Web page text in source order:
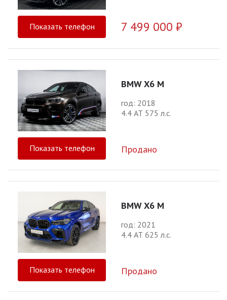
Показать телефон 7 499 000 ₽
BMW X6 M
год: 2018
4.4 АТ 575 л.с.
Показать телефон Продано
BMW X6 M
год: 2021
4.4 АТ 625 л.с.
Показать телефон Продано